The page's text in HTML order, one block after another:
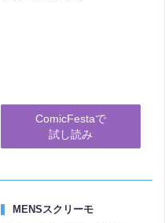
ComicFestaで
試し読み
MENSスクリーモ